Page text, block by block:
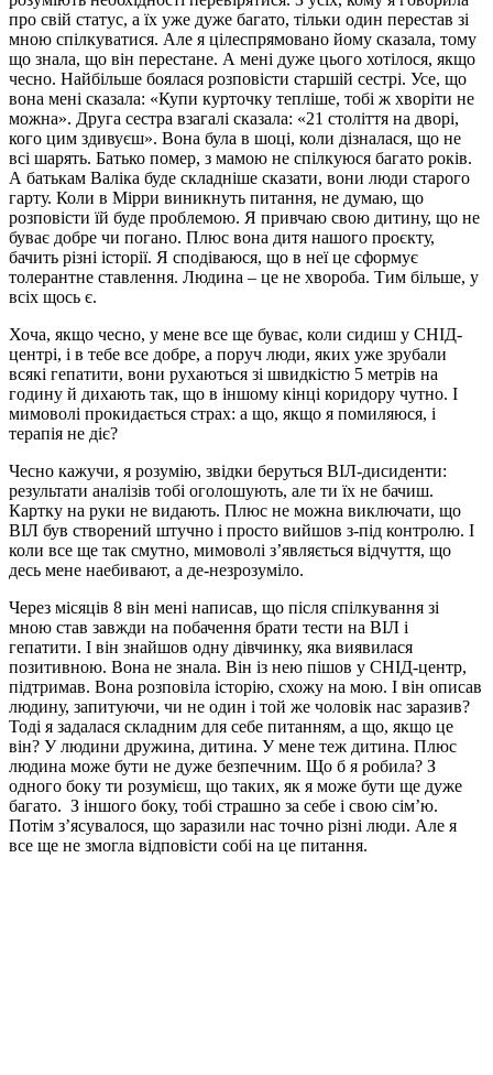
про свій статус, а їх уже дуже багато, тільки один перестав зі
мною спілкуватися. Але я цілеспрямовано йому сказала, тому
що знала, що він перестане. А мені дуже цього хотілося, якщо
чесно. Найбільше боялася розповісти старшій сестрі. Усе, що
вона мені сказала: «Купи курточку тепліше, тобі ж хворіти не
можна». Друга сестра взагалі сказала: «21 століття на дворі,
кого цим здивуєш». Вона була в шоці, коли дізналася, що не
всі шарять. Батько помер, з мамою не спілкуюся багато років.
А батькам Валіка буде складніше сказати, вони люди старого
гарту. Коли в Мірри виникнуть питання, не думаю, що
розповісти їй буде проблемою. Я привчаю свою дитину, що не
буває добре чи погано. Плюс вона дитя нашого проєкту,
бачить різні історії. Я сподіваюся, що в неї це сформує
толерантне ставлення. Людина – це не хвороба. Тим більше, у
всіх щось є.
Хоча, якщо чесно, у мене все ще буває, коли сидиш у СНІД-
центрі, і в тебе все добре, а поруч люди, яких уже зрубали
всякі гепатити, вони рухаються зі швидкістю 5 метрів на
годину й дихають так, що в іншому кінці коридору чутно. І
мимоволі прокидається страх: а що, якщо я помиляюся, і
терапія не діє?
Чесно кажучи, я розумію, звідки беруться ВІЛ-дисиденти:
результати аналізів тобі оголошують, але ти їх не бачиш.
Картку на руки не видають. Плюс не можна виключати, що
ВІЛ був створений штучно і просто вийшов з-під контролю. І
коли все ще так смутно, мимоволі з’являється відчуття, що
десь мене наебивают, а де-незрозуміло.
Через місяців 8 він мені написав, що після спілкування зі
мною став завжди на побачення брати тести на ВІЛ і
гепатити. І він знайшов одну дівчинку, яка виявилася
позитивною. Вона не знала. Він із нею пішов у СНІД-центр,
підтримав. Вона розповіла історію, схожу на мою. І він описав
людину, запитуючи, чи не один і той же чоловік нас заразив?
Тоді я задалася складним для себе питанням, а що, якщо це
він? У людини дружина, дитина. У мене теж дитина. Плюс
людина може бути не дуже безпечним. Що б я робила? З
одного боку ти розумієш, що таких, як я може бути ще дуже
багато. З іншого боку, тобі страшно за себе і свою сім’ю.
Потім з’ясувалося, що заразили нас точно різні люди. Але я
все ще не змогла відповісти собі на це питання.